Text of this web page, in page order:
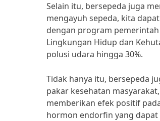
Selain itu, bersepeda juga
mengayuh sepeda, kita
dengan program
Lingkungan Hidup dan
polusi udara hingga 30%.
Tidak hanya itu, bersepeda
pakar kesehatan
memberikan efek positif
hormon endorfin yang dapat